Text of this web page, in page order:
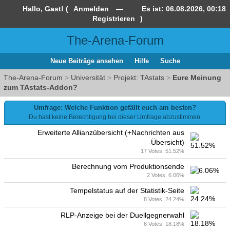
Es ist: 06.08.2026, 00:18
Hallo, Gast! ( Anmelden
—
Registrieren
)
The-Arena-Forum
Neue Beiträge ansehen Hilfe Suche
The-Arena-Forum > Universität > Projekt: TAstats > Eure Meinung
zum TAstats-Addon?
Umfrage: Welche Funktion gefällt euch am besten?
Du hast keine Berechtigung bei dieser Umfrage abzustimmen.
Erweiterte Allianzübersicht (+Nachrichten aus
Übersicht)
17 Votes, 51.52%
Berechnung vom Produktionsende
2 Votes, 6.06%
Tempelstatus auf der Statistik-Seite
8 Votes, 24.24%
RLP-Anzeige bei der Duellgegnerwahl
6 Votes, 18.18%